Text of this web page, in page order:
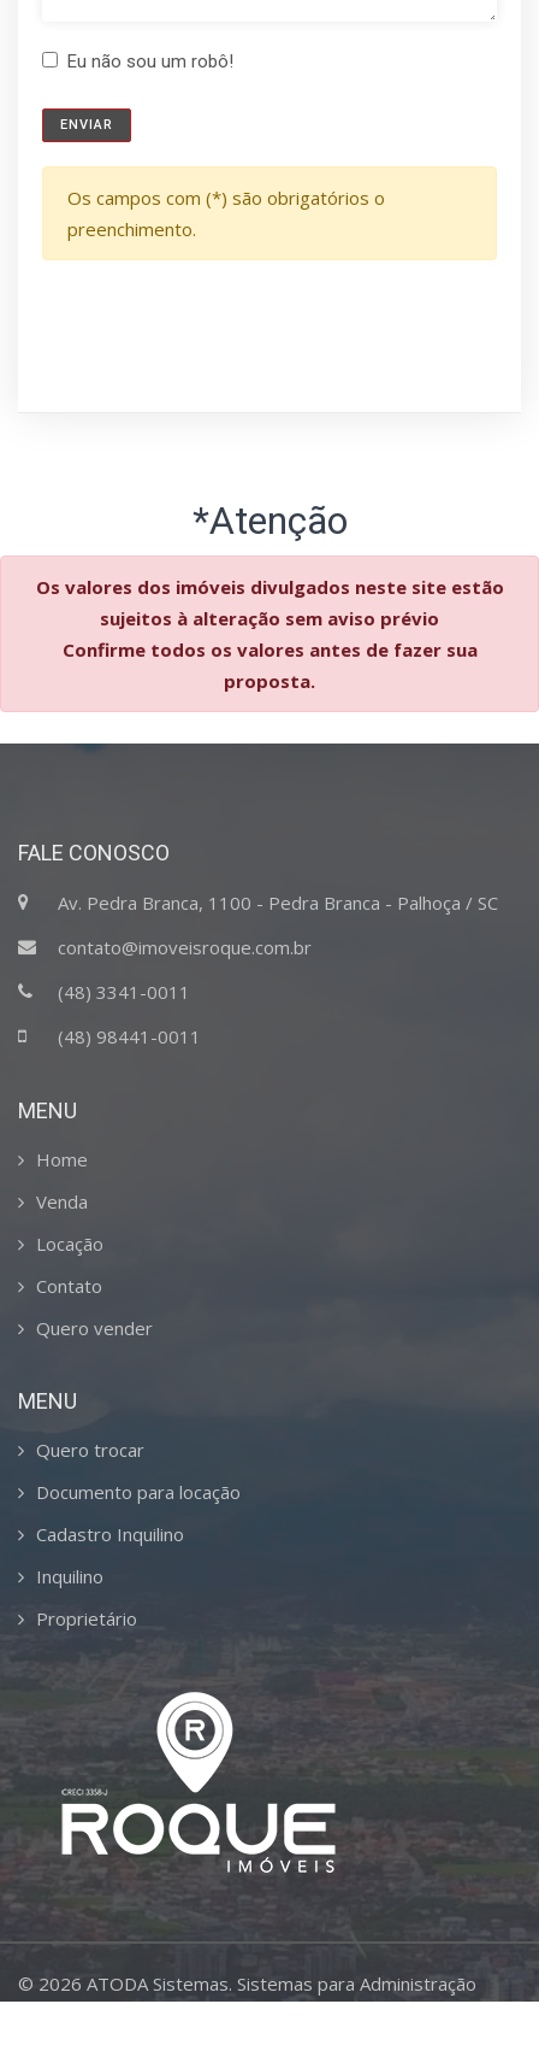
Eu não sou um robô!
Os campos com (*) são obrigatórios o
preenchimento.
*Atenção
Os valores dos imóveis divulgados neste site estão
sujeitos à alteração sem aviso prévio
Confirme todos os valores antes de fazer sua
proposta.
FALE CONOSCO
Av. Pedra Branca, 1100 - Pedra Branca - Palhoça / SC
contato@imoveisroque.com.br
(48) 3341-0011
(48) 98441-0011
MENU
Home
Venda
Locação
Contato
Quero vender
MENU
Quero trocar
Documento para locação
Cadastro Inquilino
Inquilino
Proprietário
© 2026 ATODA Sistemas. Sistemas para Administração